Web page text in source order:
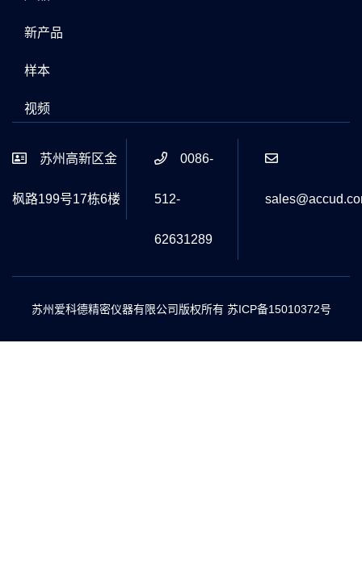
新产品
样本
视频
苏州高新区金
枫路199号17栋6楼
0086-
512-
62631289
苏州爱科德精密仪器有限公司版权所有 苏ICP备15010372号